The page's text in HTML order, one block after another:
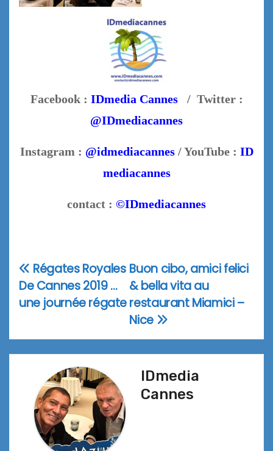
Facebook : IDmedia Cannes/ Twitter :
@IDmediacannes
Instagram : @idmediacannes/ YouTube : ID
mediacannes
contact : ©IDmediacannes
Navigation
de
Buon cibo, amici felici
& bella vita au
restaurant Miamici –
Nice
Régates Royales
De Cannes 2019 …
une journée régate
IDmedia
Cannes